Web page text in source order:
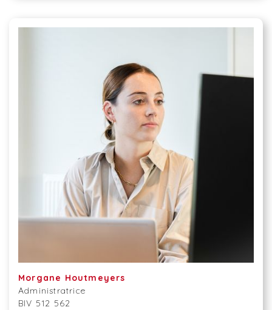
Morgane Houtmeyers
Administratrice
BIV 512 562